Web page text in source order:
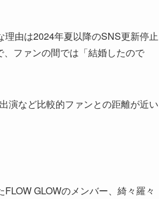
由は2024年夏以降のSNS更新停止
ファンの間では「結婚したので
演など比較的ファンとの距離が近い
GLOWのメンバー、綺々羅々